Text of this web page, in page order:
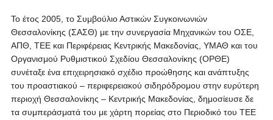
Το έτος 2005, το Συμβούλιο Αστικών Συγκοινωνιών
Θεσσαλονίκης (ΣΑΣΘ) με την συνεργασία Μηχανικών του ΟΣΕ,
ΑΠΘ, ΤΕΕ και Περιφέρειας Κεντρικής Μακεδονίας, ΥΜΑΘ και του
Οργανισμού Ρυθμιστικού Σχεδίου Θεσσαλονίκης (ΟΡΘΕ)
συνέταξε ένα επιχειρησιακό σχέδιο προώθησης και ανάπτυξης
του προαστιακού – περιφερειακού σιδηρόδρομου στην ευρύτερη
περιοχή Θεσσαλονίκης – Κεντρικής Μακεδονίας, δημοσίευσε δε
τα συμπεράσματά του με χάρτη πορείας στο Περιοδικό του ΤΕΕ